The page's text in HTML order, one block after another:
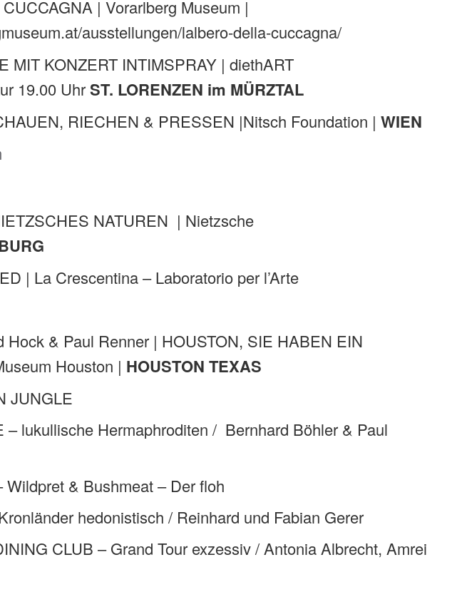
| Vorarlberg Museum |
ausstellungen/lalbero-della-cuccagna/
MIT KONZERT INTIMSPRAY | diethART
19.00 UhrST. LORENZEN im MÜRZTAL
RIECHEN & PRESSEN |Nitsch Foundation |WIEN
NATUREN | Nietzsche
| La Crescentina – Laboratorio per l’Arte
& Paul Renner | HOUSTON, SIE HABEN EIN
Houston | HOUSTON TEXAS
JUNGLE
lukullische Hermaphroditen / Bernhard Böhler & Paul
& Bushmeat – Der floh
hedonistisch / Reinhard und Fabian Gerer
CLUB – Grand Tour exzessiv / Antonia Albrecht, Amrei